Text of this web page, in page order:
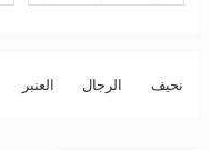
نحيف الرجال العنبر